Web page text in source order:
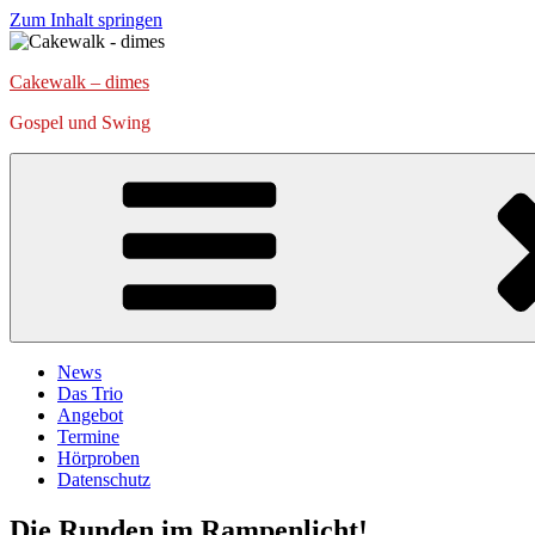
Zum Inhalt springen
Cakewalk – dimes
Gospel und Swing
News
Das Trio
Angebot
Termine
Hörproben
Datenschutz